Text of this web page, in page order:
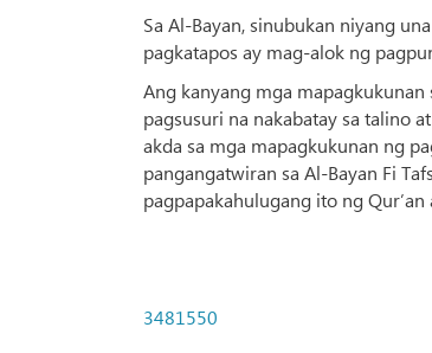
Sa Al-Bayan, sinubukan niyang
pagkatapos ay mag-alok ng
Ang kanyang mga mapagkukunan
pagsusuri na nakabatay sa talino
akda sa mga mapagkukunan ng
pangangatwiran sa Al-Bayan Fi
pagpapakahulugang ito ng Qur’an
3481550